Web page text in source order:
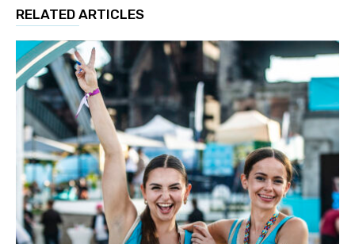
RELATED ARTICLES